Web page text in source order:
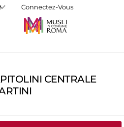
Connectez-Vous
CENTRALE